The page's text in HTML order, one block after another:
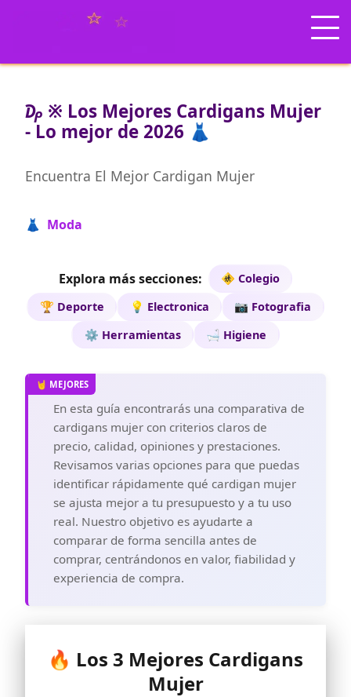
₯ ※ Los Mejores Cardigans Mujer
- Lo mejor de 2026 👗
Encuentra El Mejor Cardigan Mujer
👗 Moda
Explora más secciones:
🚸 Colegio
🏆 Deporte
💡 Electronica
📷 Fotografia
⚙️ Herramientas
🛁 Higiene
En esta guía encontrarás una comparativa de
cardigans mujer con criterios claros de
precio, calidad, opiniones y prestaciones.
Revisamos varias opciones para que puedas
identificar rápidamente qué cardigan mujer
se ajusta mejor a tu presupuesto y a tu uso
real. Nuestro objetivo es ayudarte a
comparar de forma sencilla antes de
comprar, centrándonos en valor, fiabilidad y
experiencia de compra.
🔥 Los 3 Mejores Cardigans
Mujer